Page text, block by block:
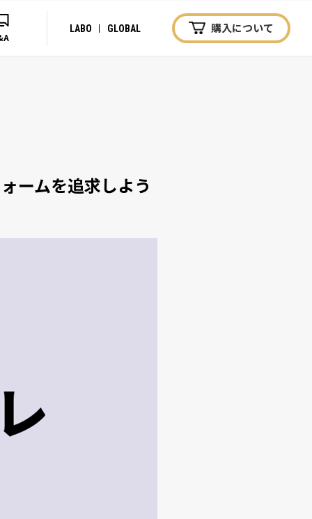
購入について
LABO GLOBAL
ームを追求しよう